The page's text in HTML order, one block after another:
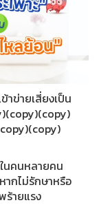
าข่ายเสี่ยงเป็น
นคนหลายคน
ากไม่รักษาหรือ
ร้ายแรง